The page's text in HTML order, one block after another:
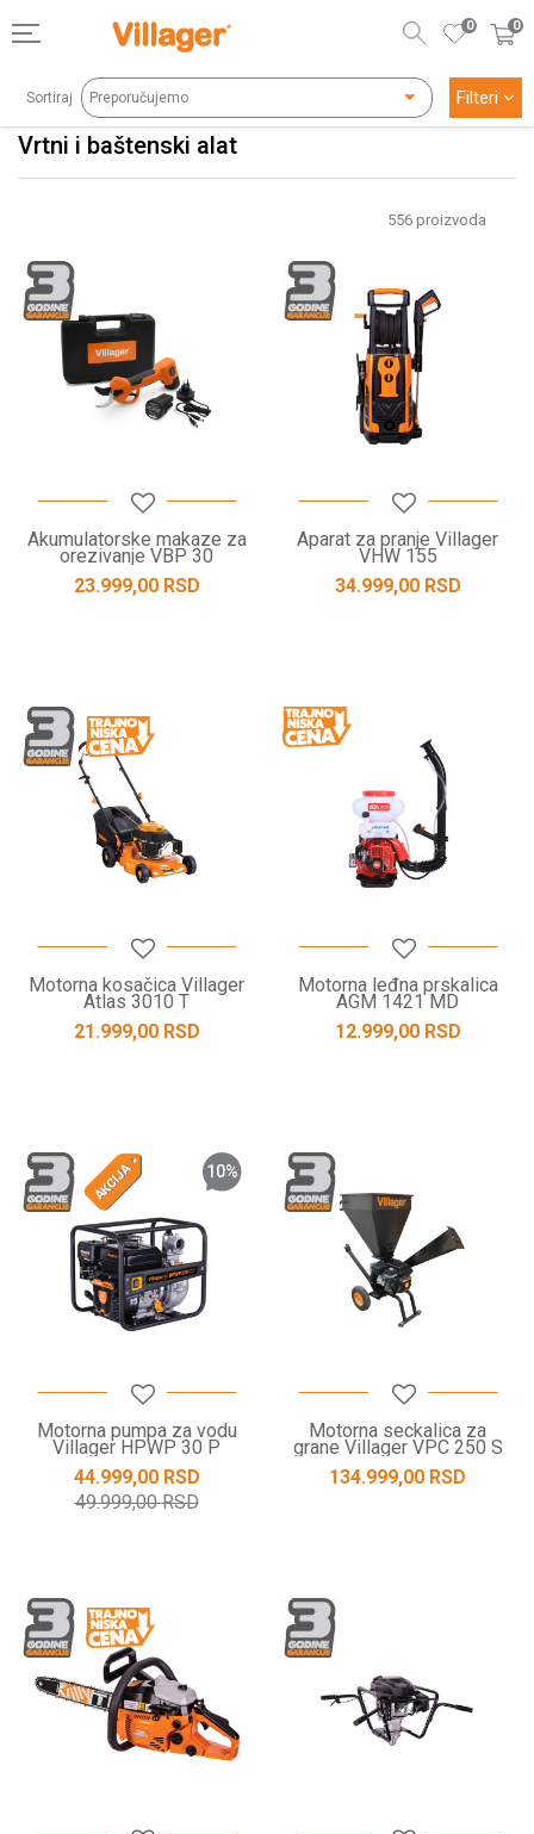
0
0
Vrtni i baštenski alat
Sortiraj Filteri
556 proizvoda
Akumulatorske makaze za
orezivanje VBP 30
23.999,00 RSD
Aparat za pranje Villager
VHW 155
34.999,00 RSD
Motorna kosačica Villager
Atlas 3010 T
21.999,00 RSD
Motorna leđna prskalica
AGM 1421 MD
12.999,00 RSD
10%
Motorna pumpa za vodu
Villager HPWP 30 P
44.999,00 RSD
49.999,00RSD
Motorna seckalica za
grane Villager VPC 250 S
134.999,00 RSD